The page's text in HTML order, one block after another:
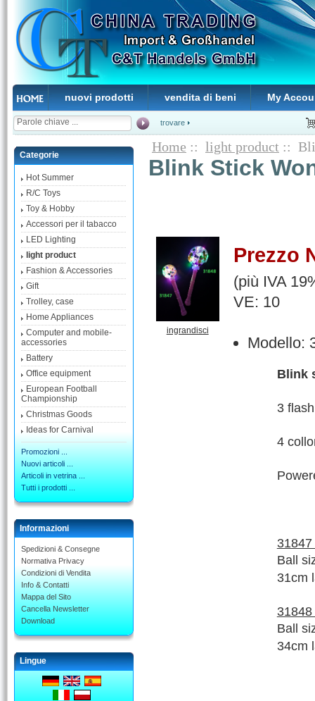
nuovi prodotti vendita di beni My
trovare
Categorie
Hot Summer
R/C Toys
Toy & Hobby
Accessori per il tabacco
LED Lighting
light product
Fashion & Accessories
Gift
Trolley, case
Home Appliances
Computer and mobile-
accessories
Battery
Office equipment
European Football
Championship
Christmas Goods
Ideas for Carnival
Promozioni ...
Nuovi articoli ...
Articoli in vetrina ...
Tutti i prodotti ...
Informazioni
Spedizioni & Consegne
Normativa Privacy
Condizioni di Vendita
Info & Contatti
Mappa del Sito
Cancella Newsletter
Download
Lingue
Home :: light product ::
Blink Stick
ingrandisci
Prezzo
(più IVA
VE: 10
Modello:
Blink
3
4
Ball
31cm
Ball
34cm